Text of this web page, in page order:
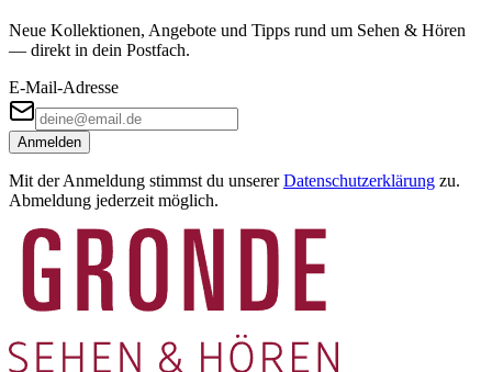
Neue Kollektionen, Angebote und Tipps rund um Sehen & Hören
— direkt in dein Postfach.
E-Mail-Adresse
Anmelden
Mit der Anmeldung stimmst du unserer Datenschutzerklärung zu.
Abmeldung jederzeit möglich.